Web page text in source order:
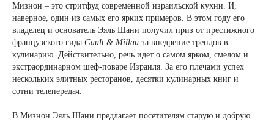
Мизнон – это стритфуд современной израильской кухни. И,
наверное, один из самых его ярких примеров. В этом году его
владелец и основатель Эяль Шани получил приз от престижного
французского гида Gault & Millau за внедрение трендов в
кулинарию. Действительно, речь идет о самом ярком, смелом и
экстраординарном шеф-поваре Израиля. За его плечами успех
нескольких элитных ресторанов, десятки кулинарных книг и
сотни телепередач.
В Мизнон Эяль Шани предлагает посетителям старую и добрую